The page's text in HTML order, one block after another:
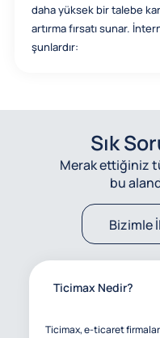
daha yüksek bir talebe
artırma fırsatı sunar.
şunlardır:
Sık
Merak ettiğiniz
bu
Bizimle
Ticimax Nedir?
Ticimax, e-ticaret